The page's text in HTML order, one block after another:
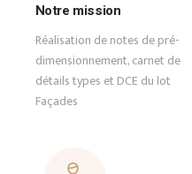
Notre mission
Réalisation de notes de pré-
dimensionnement, carnet de
détails types et DCE du lot
Façades